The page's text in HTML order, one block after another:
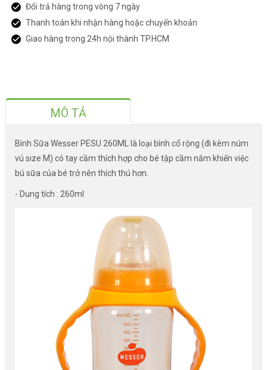
Đổi trả hàng trong vòng 7 ngày
Thanh toán khi nhận hàng hoặc chuyển khoản
Giao hàng trong 24h nội thành TP.HCM
MÔ TẢ
Bình Sữa Wesser PESU 260ML là loại bình cổ rộng (đi kèm núm
vú size M) có tay cầm thích hợp cho bé tập cầm nắm khiến việc
bú sữa của bé trở nên thích thú hơn.
- Dung tích : 260ml